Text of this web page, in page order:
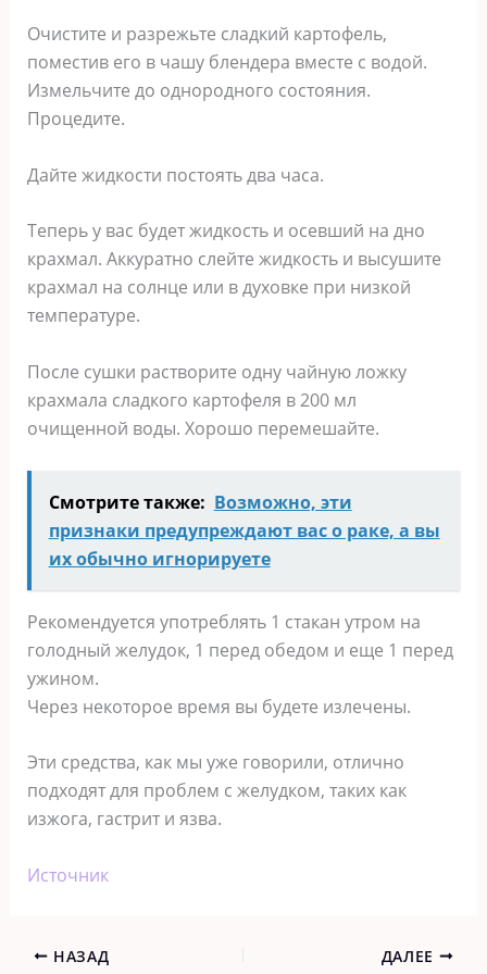
Очистите и разрежьте сладкий картофель,
поместив его в чашу блендера вместе с водой.
Измельчите до однородного состояния.
Процедите.
Дайте жидкости постоять два часа.
Теперь у вас будет жидкость и осевший на дно
крахмал. Аккуратно слейте жидкость и высушите
крахмал на солнце или в духовке при низкой
температуре.
После сушки растворите одну чайную ложку
крахмала сладкого картофеля в 200 мл
очищенной воды. Хорошо перемешайте.
Смотрите также: Возможно, эти
признаки предупреждают вас о раке, а вы
их обычно игнорируете
Рекомендуется употреблять 1 стакан утром на
голодный желудок, 1 перед обедом и еще 1 перед
ужином.
Через некоторое время вы будете излечены.
Эти средства, как мы уже говорили, отлично
подходят для проблем с желудком, таких как
изжога, гастрит и язва.
Источник
НАЗАД ДАЛЕЕ